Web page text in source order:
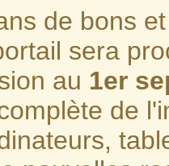
de bons
sera
au 1er
de